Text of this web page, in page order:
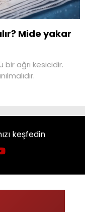
Mide yakar
ağrı kesicidir.
keşfedin